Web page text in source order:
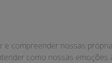
compreender nossas
como nossas